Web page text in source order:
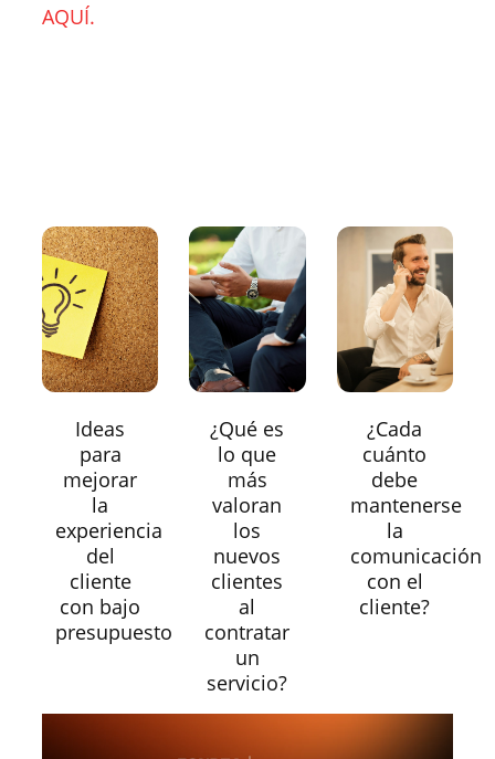
AQUÍ.
Ideas
para
mejorar
la
experiencia
del
cliente
con bajo
presupuesto
¿Qué es
lo que
más
valoran
los
nuevos
clientes
al
contratar
un
servicio?
¿Cada
cuánto
debe
mantenerse
la
comunicación
con el
cliente?